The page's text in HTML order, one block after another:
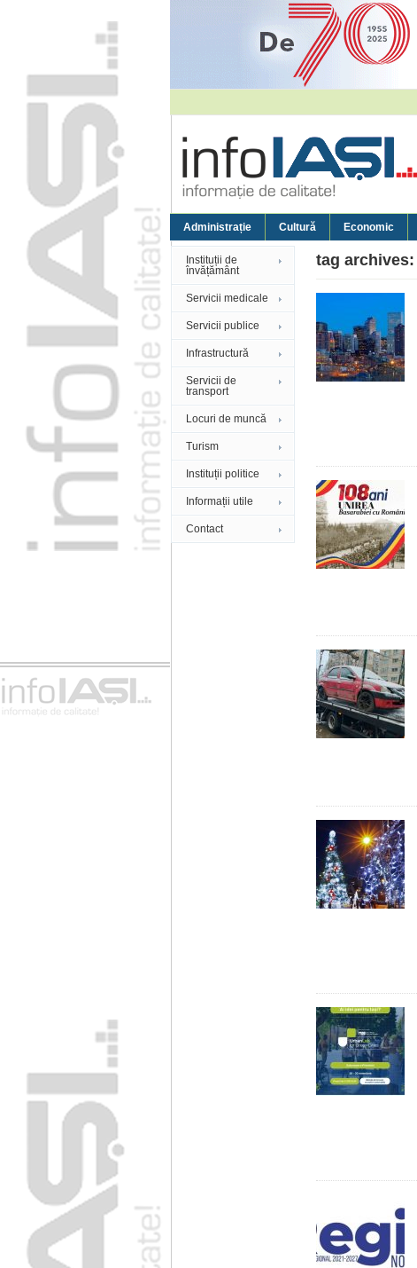
Administrație Cultură Economic
Instituții de
învățământ
Servicii medicale
Servicii publice
Infrastructură
Servicii de
transport
Locuri de muncă
Turism
Instituții politice
Informații utile
Contact
tag archives: